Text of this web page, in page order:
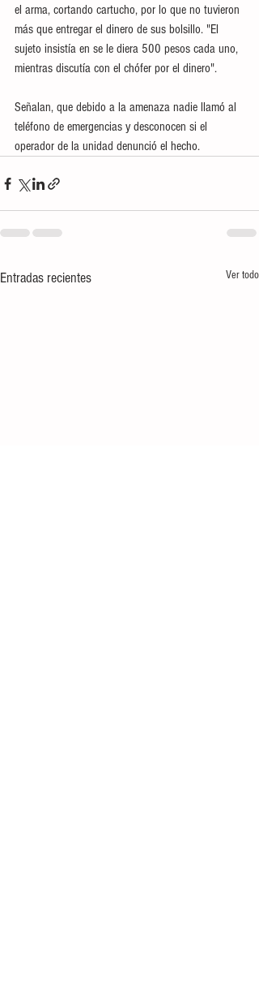
el arma, cortando cartucho, por lo que no tuvieron
más que entregar el dinero de sus bolsillo. "El
sujeto insistía en se le diera 500 pesos cada uno,
mientras discutía con el chófer por el dinero".
Señalan, que debido a la amenaza nadie llamó al
teléfono de emergencias y desconocen si el
operador de la unidad denunció el hecho.
Entradas recientes Ver todo